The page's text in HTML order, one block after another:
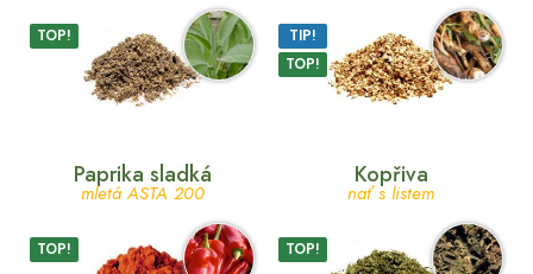
TOP!
TIP!
TOP!
Paprika sladká
mletá ASTA 200
TOP!
Kopřiva
nať s listem
TOP!